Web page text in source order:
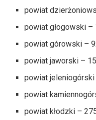
powiat
powiat głogowski –
powiat górowski –
powiat jaworski –
powiat jeleniogórski
powiat
powiat kłodzki –